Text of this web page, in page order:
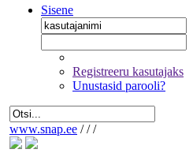
Sisene
Registreeru kasutajaks
Unustasid parooli?
www.snap.ee / / /